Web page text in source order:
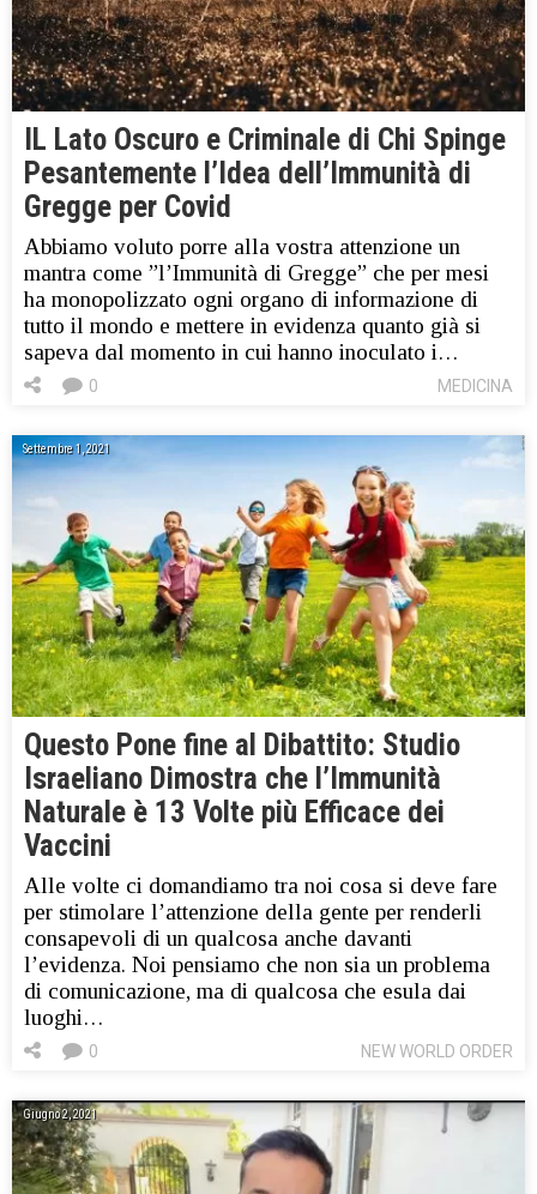
IL Lato Oscuro e Criminale di Chi Spinge
Pesantemente l’Idea dell’Immunità di
Gregge per Covid
Abbiamo voluto porre alla vostra attenzione un
mantra come ”l’Immunità di Gregge” che per mesi
ha monopolizzato ogni organo di informazione di
tutto il mondo e mettere in evidenza quanto già si
sapeva dal momento in cui hanno inoculato i…
MEDICINA
0
Settembre 1, 2021
Questo Pone fine al Dibattito: Studio
Israeliano Dimostra che l’Immunità
Naturale è 13 Volte più Efficace dei
Vaccini
Alle volte ci domandiamo tra noi cosa si deve fare
per stimolare l’attenzione della gente per renderli
consapevoli di un qualcosa anche davanti
l’evidenza. Noi pensiamo che non sia un problema
di comunicazione, ma di qualcosa che esula dai
luoghi…
NEW WORLD ORDER
0
Giugno 2, 2021